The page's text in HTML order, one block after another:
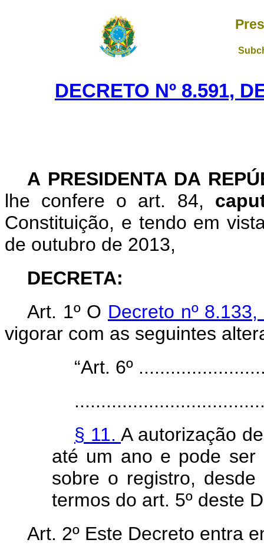
DECRETO Nº 8.591,
A PRESIDENTA DA
lhe confere o art. 84,
Constituição, e tendo em
de outubro de 2013,
DECRETA:
Art. 1º O Decreto nº
vigorar com as seguintes
“Art. 6º
§ 11. A autorização
até um ano e pode ser
sobre o registro,
termos do art. 5º deste
Art. 2º Este Decreto entra